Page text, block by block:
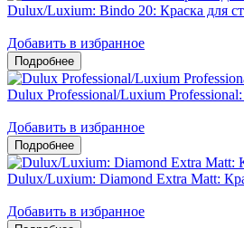
Dulux/Luxium: Bindo 20: Краска для
Добавить в избранное
Dulux Professional/Luxium
Добавить в избранное
Dulux/Luxium: Diamond Extra Matt:
Добавить в избранное